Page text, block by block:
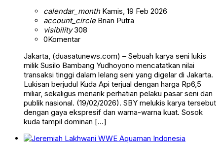
calendar_monthKamis, 19 Feb 2026
account_circleBrian Putra
visibility308
0Komentar
Jakarta, (duasatunews.com) – Sebuah karya seni lukis
milik Susilo Bambang Yudhoyono mencatatkan nilai
transaksi tinggi dalam lelang seni yang digelar di Jakarta.
Lukisan berjudul Kuda Api terjual dengan harga Rp6,5
miliar, sekaligus menarik perhatian pelaku pasar seni dan
publik nasional. (19/02/2026). SBY melukis karya tersebut
dengan gaya ekspresif dan warna-warna kuat. Sosok
kuda tampil dominan […]